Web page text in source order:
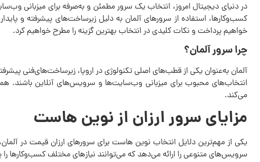
در دنیای دیجیتال امروز، انتخاب یک سرور مطمئن و به‌صرفه برای میزبانی
کسب‌وکارها، استفاده از سرورهای آلمان به دلیل زیرساخت‌های پیشرفته و
خواهیم پرداخت و نکات کلیدی در انتخاب بهترین گزینه را مطرح خواهیم کرد.
چرا سرور آلمان؟
آلمان به‌عنوان یکی از قطب‌های اصلی تکنولوژی در اروپا، زیرساخت‌های‌فنی
انتخاب‌های محبوب برای میزبانی وب‌سایت‌ها و سرویس‌های آنلاین باشند.
می‌کند.
مزایای سرور ارزان از نوین هاست
یکی از مهم‌ترین دلایل انتخاب نوین هاست برای سرورهای ارزان قیمت در
سرویس‌های متنوعی را ارائه می‌دهد که می‌توانند نیازهای مختلف کسب‌وکارها